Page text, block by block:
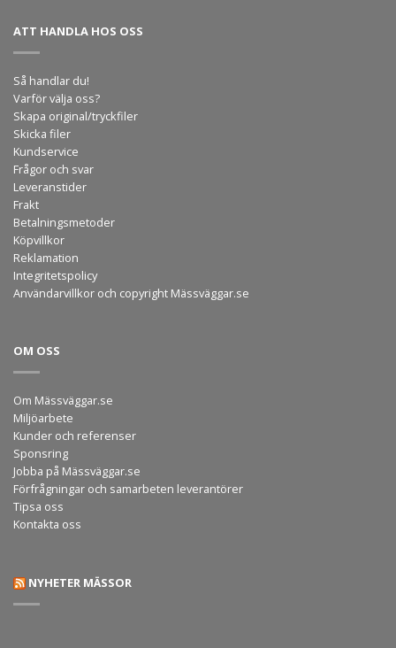
ATT HANDLA HOS OSS
Så handlar du!
Varför välja oss?
Skapa original/tryckfiler
Skicka filer
Kundservice
Frågor och svar
Leveranstider
Frakt
Betalningsmetoder
Köpvillkor
Reklamation
Integritetspolicy
Användarvillkor och copyright Mässväggar.se
OM OSS
Om Mässväggar.se
Miljöarbete
Kunder och referenser
Sponsring
Jobba på Mässväggar.se
Förfrågningar och samarbeten leverantörer
Tipsa oss
Kontakta oss
NYHETER MÄSSOR